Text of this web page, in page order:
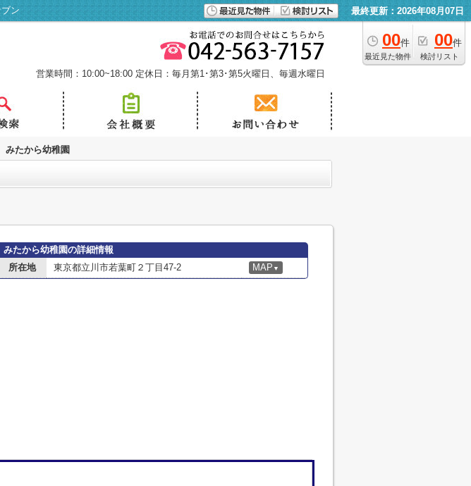
ン 最終更新：2026年08月07日
00件
最近見た物件
00件
検討リスト
営業時間：10:00~18:00 定休日：毎月第1･第3･第5火曜日、毎週水曜日
みたから幼稚園
みたから幼稚園の詳細情報
所在地
東京都立川市若葉町２丁目47-2 MAP ▼